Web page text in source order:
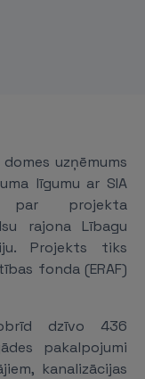
uzņēmums
līgumu ar SIA
par projekta
rajona Lībagu
Projekts tiks
fonda (ERAF)
dzīvo 436
pakalpojumi
kanalizācijas